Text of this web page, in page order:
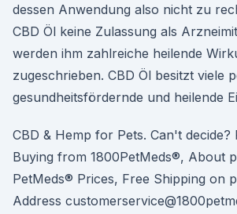
dessen Anwendung also nicht zu
CBD Öl keine Zulassung als
werden ihm zahlreiche heilende
zugeschrieben. CBD Öl besitzt viele
gesundheitsfördernde und heilende
CBD & Hemp for Pets. Can't decide?
Buying from 1800PetMeds®, About
PetMeds® Prices, Free Shipping on
Address